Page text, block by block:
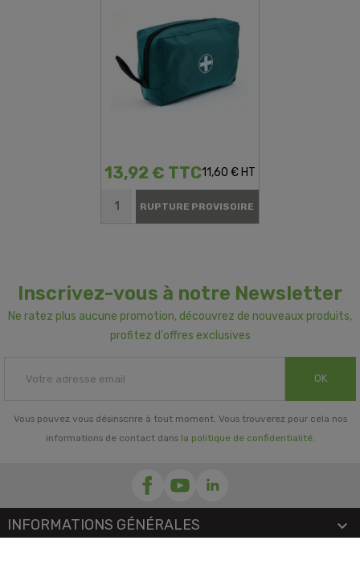
13,92 € TTC11,60 € HT
RUPTURE PROVISOIRE
Inscrivez-vous à notre Newsletter
Ne ratez plus aucune promotion, découvrez de nouveaux produits,
profitez d'offres exclusives
OK
Vous pouvez vous désinscrire à tout moment. Vous trouverez pour cela nos
informations de contact dans la politique de confidentialité.
INFORMATIONS GÉNÉRALES 